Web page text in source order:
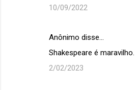
10/09/2022
Anônimo disse…
Shakespeare é maravilho.
2/02/2023